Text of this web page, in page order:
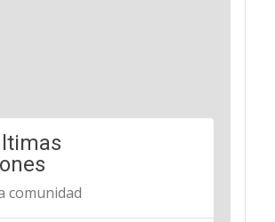
comunidad